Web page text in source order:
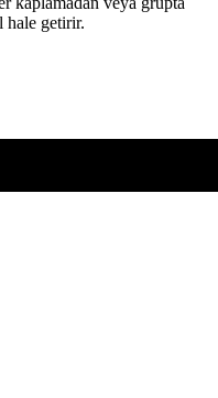
hale getirir.